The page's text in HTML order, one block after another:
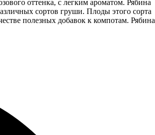
оттенка, с легким ароматом. Рябина
сортов груши. Плоды этого сорта
полезных добавок к компотам. Рябина